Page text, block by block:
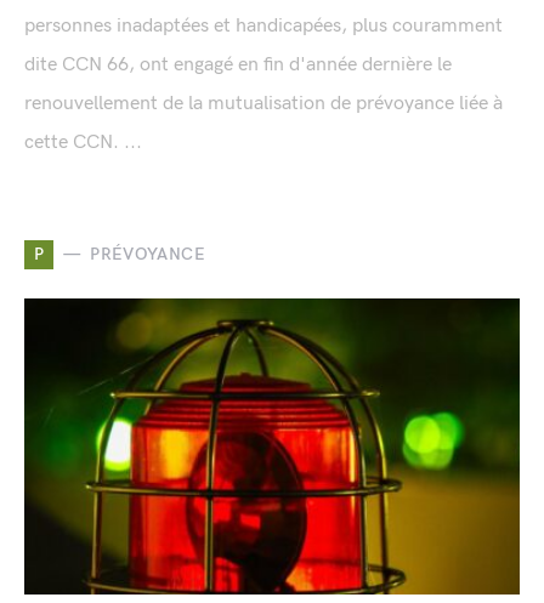
personnes inadaptées et handicapées, plus couramment
dite CCN 66, ont engagé en fin d'année dernière le
renouvellement de la mutualisation de prévoyance liée à
cette CCN. ...
P PRÉVOYANCE